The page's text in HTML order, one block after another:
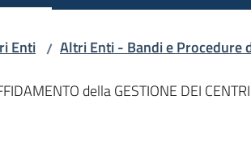
Enti / Altri Enti - Bandi e Procedure
della GESTIONE DEI